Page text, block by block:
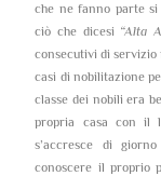
che ne fanno parte si
ciò che dicesi “Alta
consecutivi di servizio
casi di nobilitazione
classe dei nobili era
propria casa con il
s’accresce di
conoscere il proprio